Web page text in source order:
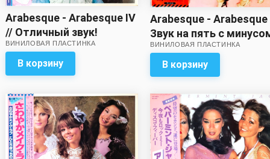
Arabesque - Arabesque IV
// Отличный звук!
ВИНИЛОВАЯ ПЛАСТИНКА
В корзину
Arabesque -
Звук на пять с
ВИНИЛОВАЯ ПЛАСТИНКА
В корзину